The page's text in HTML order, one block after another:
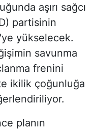
aşırı sağcı
partisinin
yükselecek.
savunma
frenini
ikilik çoğunluğa
planın